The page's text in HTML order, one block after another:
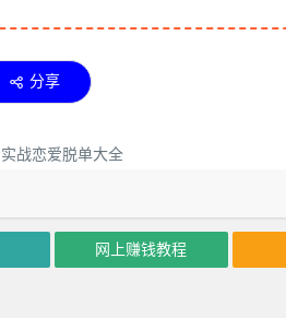
分享
网上赚钱教程